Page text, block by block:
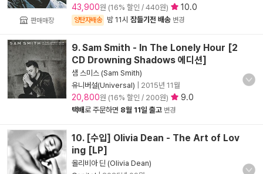
판매매장
43,900원 (16% 할인 / 440원) 10.0
양탄자배송 밤 11시 잠들기전 배송 변경
9. Sam Smith - In The Lonely Hour [2
CD Drowning Shadows 에디션]
샘 스미스 (Sam Smith)
유니버설(Universal)
2015년 11월
20,800원 (16% 할인 / 200원) 9.0
택배로 주문하면 8월 11일 출고 변경
10. [수입] Olivia Dean - The Art of Lov
ing [LP]
올리비아 딘 (Olivia Dean)